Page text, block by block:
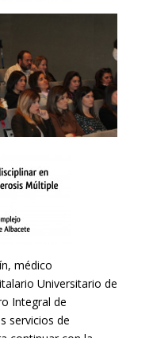
médico
Universitario de
Integral de
servicios de